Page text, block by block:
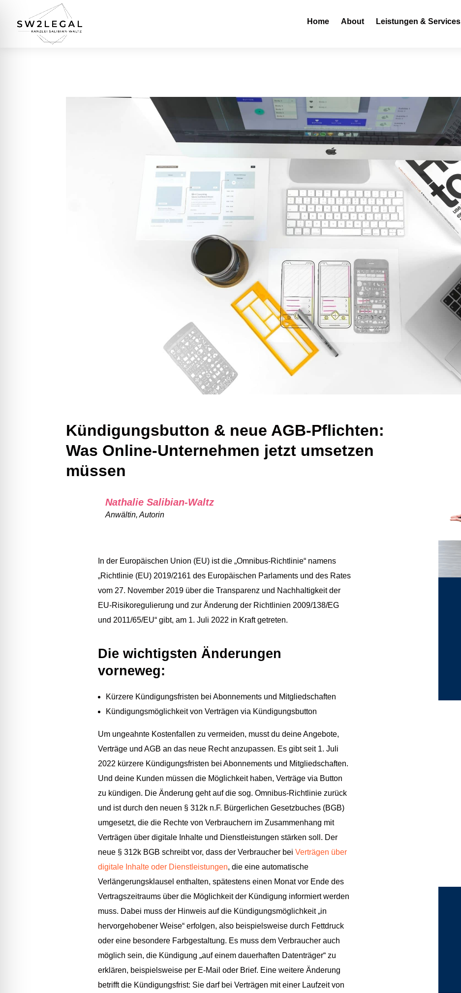
Home About Leistungen & Services
Kündigungsbutton & neue AGB-Pflichten:
Was Online-Unternehmen jetzt umsetzen
müssen
Nathalie Salibian-Waltz
Anwältin, Autorin
In der Europäischen Union (EU) ist die „Omnibus-Richtlinie“ namens
„Richtlinie (EU) 2019/2161 des Europäischen Parlaments und des Rates
vom 27. November 2019 über die Transparenz und Nachhaltigkeit der
EU-Risikoregulierung und zur Änderung der Richtlinien 2009/138/EG
und 2011/65/EU“ gibt, am 1. Juli 2022 in Kraft getreten.
Die wichtigsten Änderungen
vorneweg:
Kürzere Kündigungsfristen bei Abonnements und Mitgliedschaften
Kündigungsmöglichkeit von Verträgen via Kündigungsbutton
Um ungeahnte Kostenfallen zu vermeiden, musst du deine Angebote,
Verträge und AGB an das neue Recht anzupassen. Es gibt seit 1. Juli
2022 kürzere Kündigungsfristen bei Abonnements und Mitgliedschaften.
Und deine Kunden müssen die Möglichkeit haben, Verträge via Button
zu kündigen. Die Änderung geht auf die sog. Omnibus-Richtlinie zurück
und ist durch den neuen § 312k n.F. Bürgerlichen Gesetzbuches (BGB)
umgesetzt, die die Rechte von Verbrauchern im Zusammenhang mit
Verträgen über digitale Inhalte und Dienstleistungen stärken soll. Der
neue § 312k BGB schreibt vor, dass der Verbraucher beiVerträgen über
digitale Inhalte oder Dienstleistungen, die eine automatische
Verlängerungsklausel enthalten, spätestens einen Monat vor Ende des
Vertragszeitraums über die Möglichkeit der Kündigung informiert werden
muss. Dabei muss der Hinweis auf die Kündigungsmöglichkeit „in
hervorgehobener Weise“ erfolgen, also beispielsweise durch Fettdruck
oder eine besondere Farbgestaltung. Es muss dem Verbraucher auch
möglich sein, die Kündigung „auf einem dauerhaften Datenträger“ zu
erklären, beispielsweise per E-Mail oder Brief. Eine weitere Änderung
betrifft die Kündigungsfrist: Sie darf bei Verträgen mit einer Laufzeit von